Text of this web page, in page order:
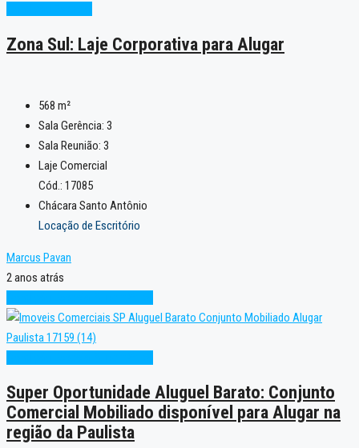
Zona Sul: Laje Corporativa para Alugar
568 m²
Sala Gerência: 3
Sala Reunião: 3
Laje Comercial
Cód.: 17085
Chácara Santo Antônio
Locação de Escritório
Marcus Pavan
2 anos atrás
Super Oportunidade Aluguel Barato: Conjunto
Comercial Mobiliado disponível para Alugar na
região da Paulista